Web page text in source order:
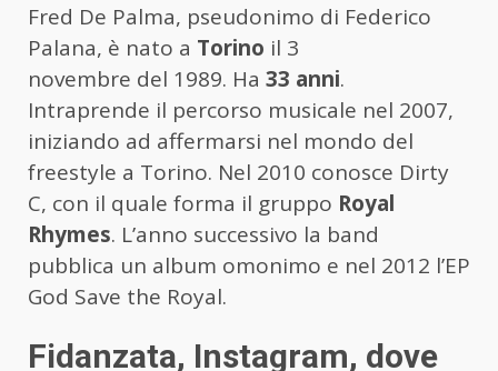
Fred De Palma, pseudonimo di Federico
Palana, è nato a Torino il 3
novembre del 1989. Ha 33 anni.
Intraprende il percorso musicale nel 2007,
iniziando ad affermarsi nel mondo del
freestyle a Torino. Nel 2010 conosce Dirty
C, con il quale forma il gruppo Royal
Rhymes. L’anno successivo la band
pubblica un album omonimo e nel 2012 l’EP
God Save the Royal.
Fidanzata, Instagram, dove